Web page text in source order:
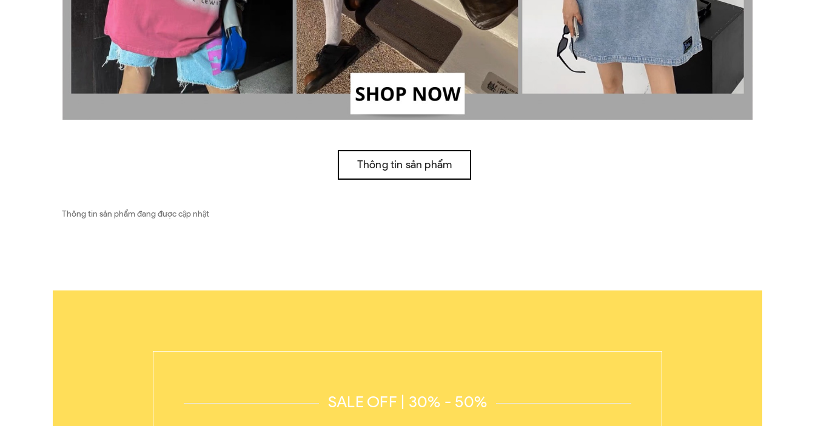
Thông tin sản phẩm
Thông tin sản phẩm đang được cập nhật
SALE OFF | 30% - 50%